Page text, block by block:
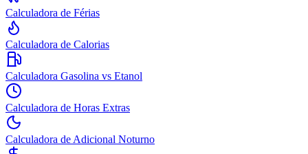
Calculadora de Férias
Calculadora de Calorias
Calculadora Gasolina vs Etanol
Calculadora de Horas Extras
Calculadora de Adicional Noturno